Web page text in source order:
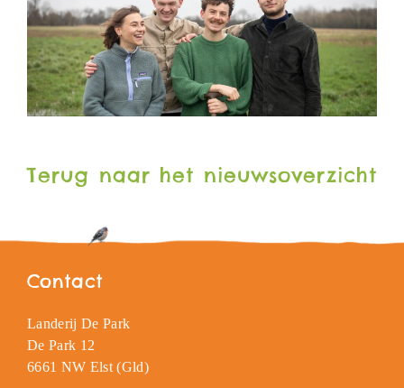
Terug naar het nieuwsoverzicht
Contact
Landerij De Park
De Park 12
6661 NW Elst (Gld)